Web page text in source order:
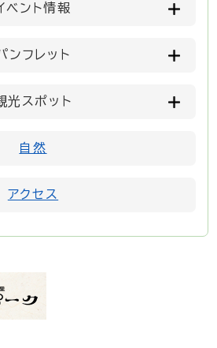
ベント情報
ンフレット
光スポット
自然
アクセス